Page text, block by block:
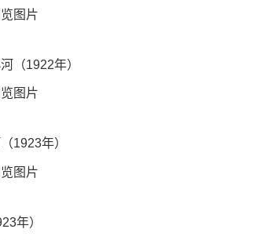
（1922年）
1923年）
年）